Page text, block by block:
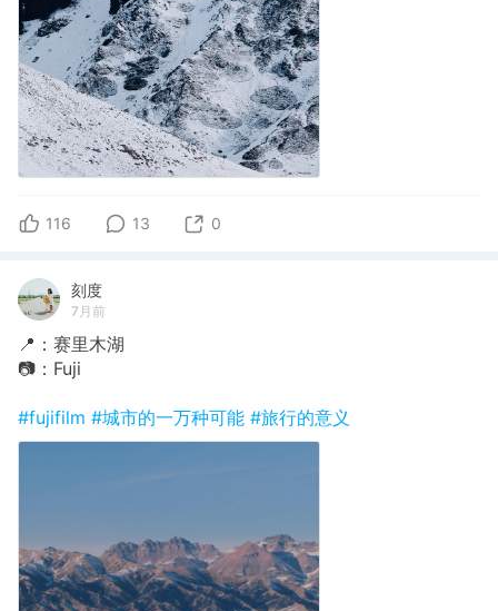
116 13 0
刻度
7月前
📍：赛里木湖
📷：Fuji
#fujifilm #城市的一万种可能 #旅行的意义